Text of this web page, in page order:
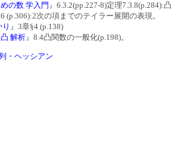
の数 学入門 』6.3.2(pp.227-8)定理7.3.8(p.284):
(p.306):2次の項までのテイラー展開の表現。
』3章§4 (p.138)
解析』8.4凸関数の一般化(p.198)。
・ヘッシアン